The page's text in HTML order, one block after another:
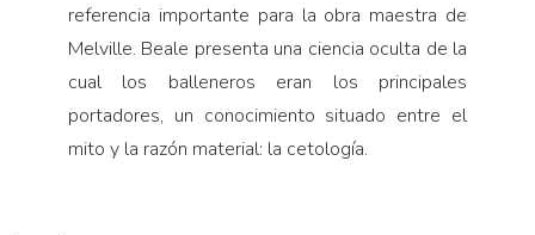
referencia importante para la obra maestra de
Melville. Beale presenta una ciencia oculta de la
cual los balleneros eran los principales
portadores, un conocimiento situado entre el
mito y la razón material: la cetología.